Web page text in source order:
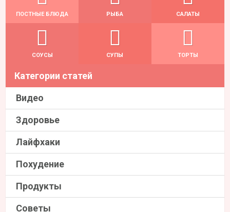
ПОСТНЫЕ БЛЮДА РЫБА САЛАТЫ
СОУСЫ СУПЫ ТОРТЫ
Категории статей
Видео
Здоровье
Лайфхаки
Похудение
Продукты
Советы